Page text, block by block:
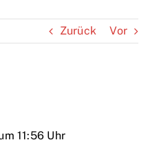
Zurück Vor
11:56 Uhr